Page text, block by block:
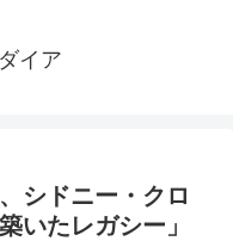
イア
シドニー・クロ
いたレガシー」